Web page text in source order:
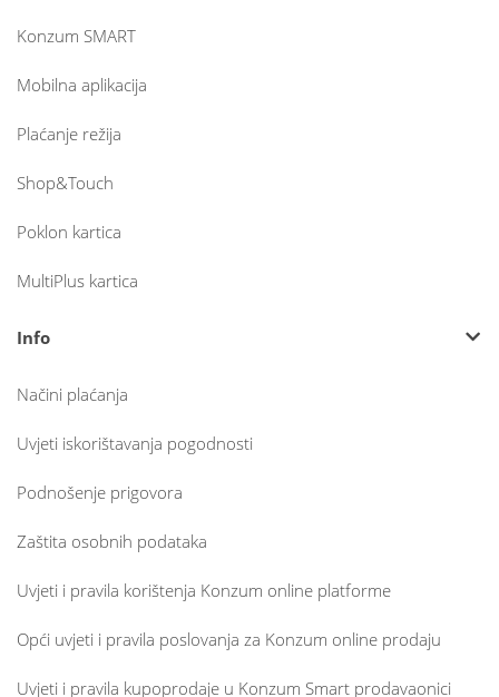
Konzum SMART
Mobilna aplikacija
Plaćanje režija
Shop&Touch
Poklon kartica
MultiPlus kartica
Info
Načini plaćanja
Uvjeti iskorištavanja pogodnosti
Podnošenje prigovora
Zaštita osobnih podataka
Uvjeti i pravila korištenja Konzum online platforme
Opći uvjeti i pravila poslovanja za Konzum online prodaju
Uvjeti i pravila kupoprodaje u Konzum Smart prodavaonici